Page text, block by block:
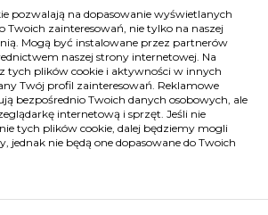
pozwalają na dopasowanie wyświetlanych
Twoich zainteresowań, nie tylko na naszej
Mogą być instalowane przez partnerów
naszej strony internetowej. Na
tych plików cookie i aktywności w innych
Twój profil zainteresowań. Reklamowe
bezpośrednio Twoich danych osobowych, ale
internetową i sprzęt. Jeśli nie
tych plików cookie, dalej będziemy mogli
jednak nie będą one dopasowane do Twoich